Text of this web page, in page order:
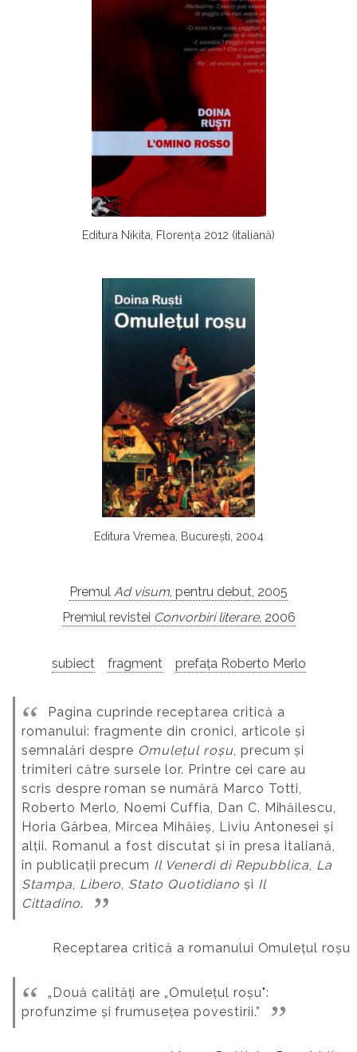
Editura Nikita, Florența 2012 (italiană)
Editura Vremea, București, 2004
Premul Ad visum, pentru debut, 2005
Premiul revistei Convorbiri literare, 2006
subiect fragment prefața Roberto Merlo
Pagina cuprinde receptarea critică a
romanului: fragmente din cronici, articole și
semnalări despre Omulețul roșu, precum și
trimiteri către sursele lor. Printre cei care au
scris despre roman se numără Marco Totti,
Roberto Merlo, Noemi Cuffia, Dan C. Mihăilescu,
Horia Gârbea, Mircea Mihăieș, Liviu Antonesei și
alții. Romanul a fost discutat și în presa italiană,
în publicații precum Il Venerdì di Repubblica, La
Stampa, Libero, Stato Quotidiano și Il
Cittadino.
Receptarea critică a romanului Omulețul roșu
„Două calități are „Omulețul roșu":
profunzime și frumusețea povestirii.”